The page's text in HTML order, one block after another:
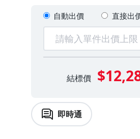
自動出價 直接出
結標價
即時通